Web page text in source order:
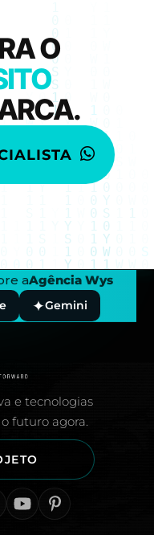
O
aAgência Wys
Gemini
e tecnologias
futuro agora.